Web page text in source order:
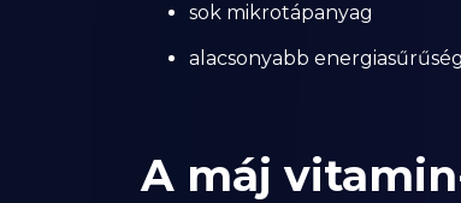
sok mikrotápanyag
alacsonyabb
A máj